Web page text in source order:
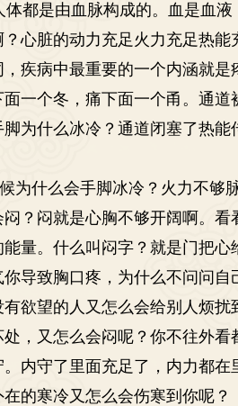
体都是由血脉构成的。血是血
心脏的动力充足火力充足热
疾病中最重要的一个内涵就
一个冬，痛下面一个甬。通
为什么冰冷？通道闭塞了热能
什么会手脚冰冷？火力不够
？闷就是心胸不够开阔啊。
量。什么叫闷字？就是门把心
导致胸口疼，为什么不问问
有欲望的人又怎么会给别人烦
，又怎么会闷呢？你不往外
内守了里面充足了，内力都在
的寒冷又怎么会伤寒到你呢？